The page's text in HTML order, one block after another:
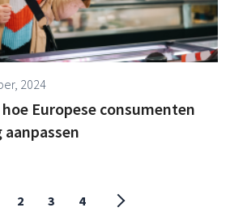
2024
Europese consumenten
2 3 4